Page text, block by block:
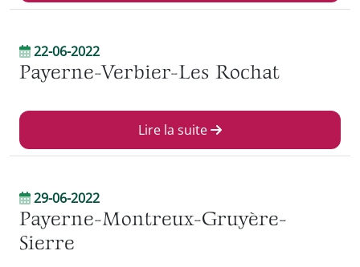
22-06-2022
Payerne-Verbier-Les Rochat
Lire la suite
29-06-2022
Payerne-Montreux-Gruyère-
Sierre